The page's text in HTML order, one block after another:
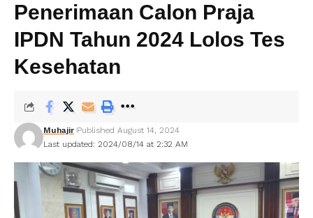
Penerimaan Calon Praja
IPDN Tahun 2024 Lolos Tes
Kesehatan
Last updated: 2024/08/14 at 2:32 AM
Muhajir Published August 14, 2024